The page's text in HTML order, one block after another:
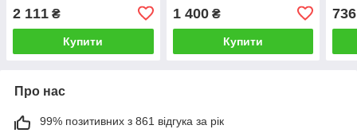
2 111 ₴
Купити
1 400₴
Купити
736
Про нас
99% позитивних з 861 відгука за рік